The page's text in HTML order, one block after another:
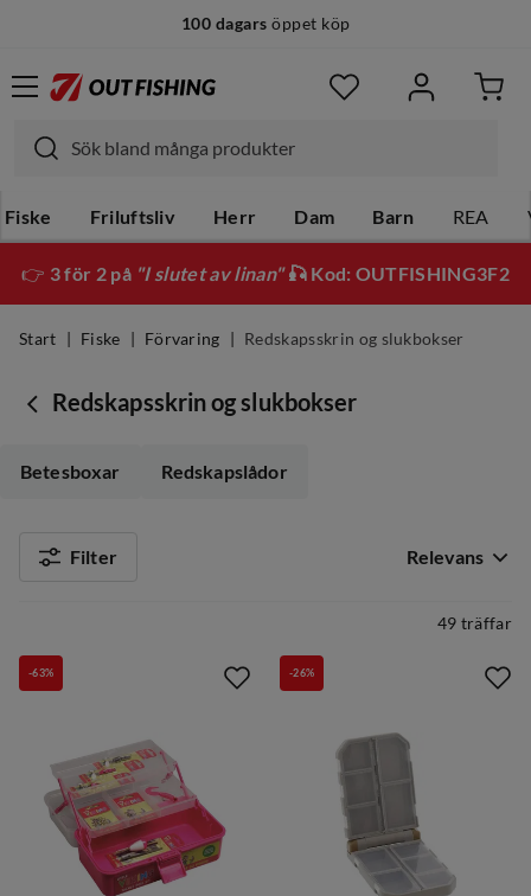
14 dagars fri retur
Fiske Friluftsliv Herr Dam Barn REA
👉 3 för 2 på "I slutet av linan"🎣 Kod: OUTFISHING3F2
Start Fiske Förvaring Redskapsskrin og slukbokser
Redskapsskrin og slukbokser
Betesboxar Redskapslådor
Filter Relevans
49 träffar
-63% -26%